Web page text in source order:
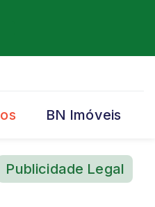
BN Imóveis
Publicidade Legal